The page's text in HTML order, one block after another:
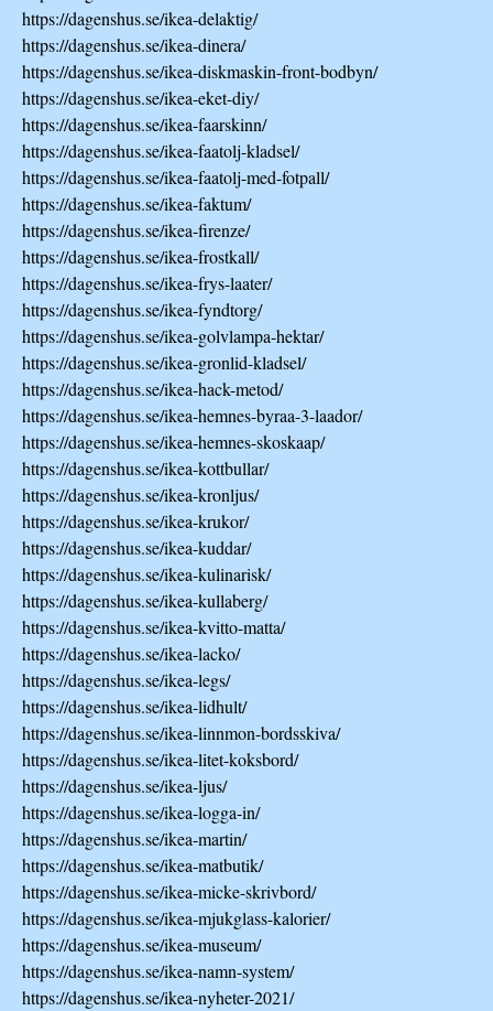
https://dagenshus.se/ikea-delaktig/
https://dagenshus.se/ikea-dinera/
https://dagenshus.se/ikea-diskmaskin-front-bodbyn/
https://dagenshus.se/ikea-eket-diy/
https://dagenshus.se/ikea-faarskinn/
https://dagenshus.se/ikea-faatolj-kladsel/
https://dagenshus.se/ikea-faatolj-med-fotpall/
https://dagenshus.se/ikea-faktum/
https://dagenshus.se/ikea-firenze/
https://dagenshus.se/ikea-frostkall/
https://dagenshus.se/ikea-frys-laater/
https://dagenshus.se/ikea-fyndtorg/
https://dagenshus.se/ikea-golvlampa-hektar/
https://dagenshus.se/ikea-gronlid-kladsel/
https://dagenshus.se/ikea-hack-metod/
https://dagenshus.se/ikea-hemnes-byraa-3-laador/
https://dagenshus.se/ikea-hemnes-skoskaap/
https://dagenshus.se/ikea-kottbullar/
https://dagenshus.se/ikea-kronljus/
https://dagenshus.se/ikea-krukor/
https://dagenshus.se/ikea-kuddar/
https://dagenshus.se/ikea-kulinarisk/
https://dagenshus.se/ikea-kullaberg/
https://dagenshus.se/ikea-kvitto-matta/
https://dagenshus.se/ikea-lacko/
https://dagenshus.se/ikea-legs/
https://dagenshus.se/ikea-lidhult/
https://dagenshus.se/ikea-linnmon-bordsskiva/
https://dagenshus.se/ikea-litet-koksbord/
https://dagenshus.se/ikea-ljus/
https://dagenshus.se/ikea-logga-in/
https://dagenshus.se/ikea-martin/
https://dagenshus.se/ikea-matbutik/
https://dagenshus.se/ikea-micke-skrivbord/
https://dagenshus.se/ikea-mjukglass-kalorier/
https://dagenshus.se/ikea-museum/
https://dagenshus.se/ikea-namn-system/
https://dagenshus.se/ikea-nyheter-2021/